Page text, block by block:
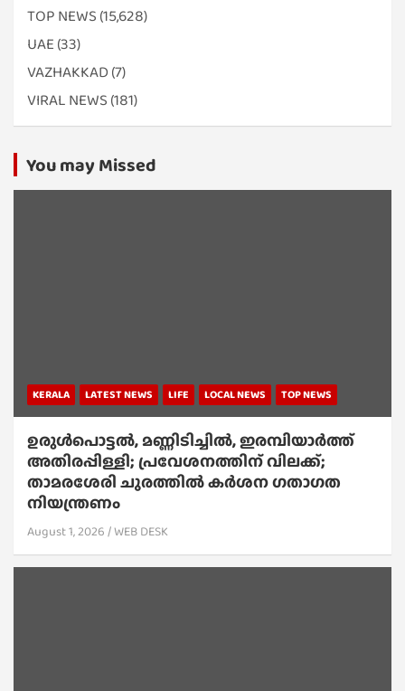
TOP NEWS (15,628)
UAE (33)
VAZHAKKAD(7)
VIRAL NEWS (181)
You may Missed
KERALA LATEST NEWS LIFE LOCAL NEWS TOP NEWS
ഉരുൾപൊട്ടൽ, മണ്ണിടിച്ചിൽ, ഇരമ്പിയാര്‍ത്ത്
അതിരപ്പിള്ളി; പ്രവേശനത്തിന് വിലക്ക്;
താമരശേരി ചുരത്തില്‍ കര്‍ശന ഗതാഗത
നിയന്ത്രണം
August 1, 2026 WEB DESK